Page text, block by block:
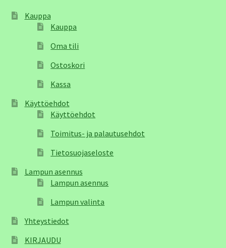
Kauppa
Kauppa
Oma tili
Ostoskori
Kassa
Käyttöehdot
Käyttöehdot
Toimitus- ja palautusehdot
Tietosuojaseloste
Lampun asennus
Lampun asennus
Lampun valinta
Yhteystiedot
KIRJAUDU